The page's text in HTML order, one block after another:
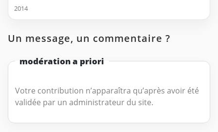
2014
Un message, un commentaire ?
modération a priori
Votre contribution n’apparaîtra qu’après avoir été
validée par un administrateur du site.